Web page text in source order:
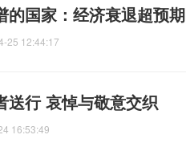
的国家：经济衰退超预期
25 12:44:17
送行 哀悼与敬意交织
16:53:49